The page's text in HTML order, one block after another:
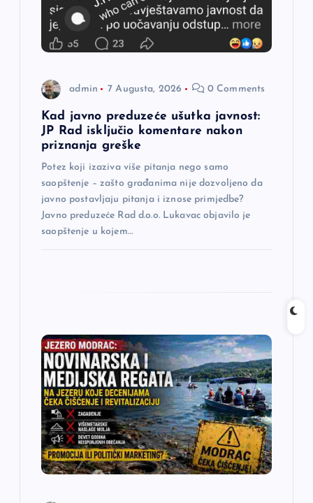
admin 7 Augusta, 2026 0 Comments
Kad javno preduzeće ušutka javnost:
JP Rad isključio komentare nakon
priznanja greške
Potez koji izaziva više pitanja nego samo
saopštenje – zašto građanima nije dozvoljeno da
javno postavljaju pitanja i iznose primjedbe?
Javno preduzeće Rad d.o.o. Lukavac objavilo je
saopštenje u kojem…